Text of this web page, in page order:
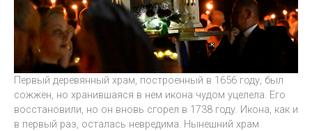
Первый деревянный храм, построенный в 1656 году, был
сожжен, но хранившаяся в нем икона чудом уцелела. Его
восстановили, но он вновь сгорел в 1738 году. Икона, как и
в первый раз, осталась невредима. Нынешний храм